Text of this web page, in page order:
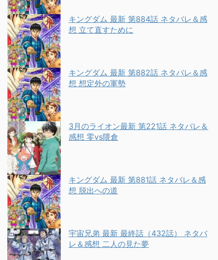
キングダム 最新 第884話 ネタバレ＆感
想 立て直すために
キングダム 最新 第882話 ネタバレ＆感
想 想定外の軍勢
3月のライオン最新 第221話 ネタバレ＆
感想 零vs隈倉
キングダム 最新 第881話 ネタバレ＆感
想 脱出への道
宇宙兄弟 最新 最終話（432話） ネタバ
レ＆感想 二人の見た夢